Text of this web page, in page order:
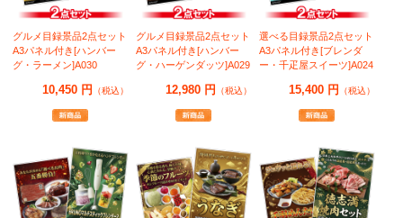
グルメ目録景品2点セット
A3パネル付き[ハンバー
グ・ラーメン]A030
10,450 円 （税込）
グルメ目録景品2点セット
A3パネル付き[ハンバー
グ・ハーゲンダッツ]A029
12,980 円 （税込）
選べる目録景品2点セット
A3パネル付き[ブレンダ
ー・千疋屋スイーツ]A024
15,400 円 （税込）